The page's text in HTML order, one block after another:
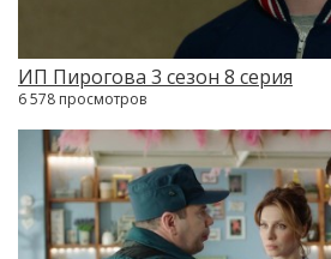
ИП Пирогова 3 сезон 8 серия
6 578 просмотров